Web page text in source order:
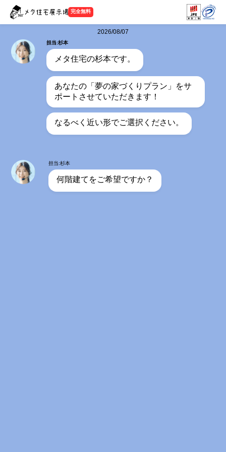
完全無料
2026/08/07
担当:杉本
メタ住宅の杉本です。
あなたの「夢の家づくりプラン」をサ
ポートさせていただきます！
なるべく近い形でご選択ください。
担当:杉本
何階建てをご希望ですか？